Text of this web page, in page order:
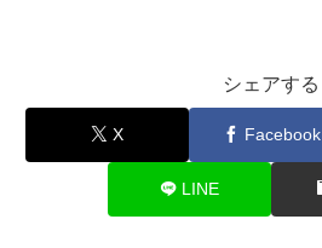
シェアする
X Facebook
LINE